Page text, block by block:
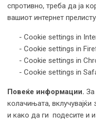
спротивно, треба да ја
вашиот интернет
- Cookie settings in
- Cookie settings in
- Cookie settings in
- Cookie settings in
Повeќе информации. За
колачињата,
и како да ги подесите и